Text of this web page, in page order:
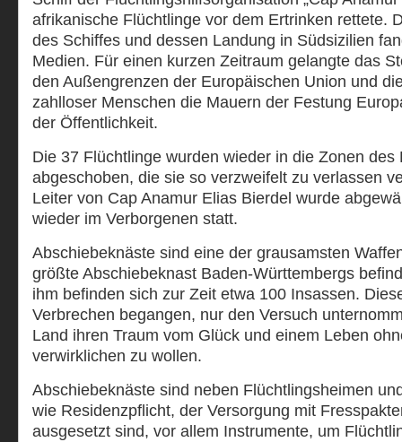
afrikanische Flüchtlinge vor dem Ertrinken rettete.
des Schiffes und dessen Landung in Südsizilien
Medien. Für einen kurzen Zeitraum gelangte das
den Außengrenzen der Europäischen Union und
zahlloser Menschen die Mauern der Festung
der Öffentlichkeit.
Die 37 Flüchtlinge wurden wieder in die Zonen des
abgeschoben, die sie so verzweifelt zu verlassen
Leiter von Cap Anamur Elias Bierdel wurde
wieder im Verborgenen statt.
Abschiebeknäste sind eine der grausamsten
größte Abschiebeknast Baden-Württembergs
ihm befinden sich zur Zeit etwa 100 Insassen.
Verbrechen begangen, nur den Versuch
Land ihren Traum vom Glück und einem Leben
verwirklichen zu wollen.
Abschiebeknäste sind neben Flüchtlingsheimen
wie Residenzpflicht, der Versorgung mit
ausgesetzt sind, vor allem Instrumente, um